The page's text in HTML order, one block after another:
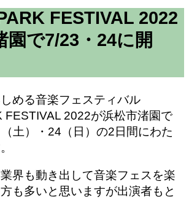
FESTIVAL 2022
園で7/23・24に開
める音楽フェスティバル
FESTIVAL 2022が浜松市渚園で
土）・24（日）の2日間にわた
界も動き出して音楽フェスを楽
も多いと思いますが出演者もと